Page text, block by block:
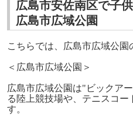
広島市安佐南区で子
広島市広域公園
こちらでは、広島市広域公園
＜広島市広域公園＞
広島市広域公園は"ビックア
る陸上競技場や、テニスコ
す。